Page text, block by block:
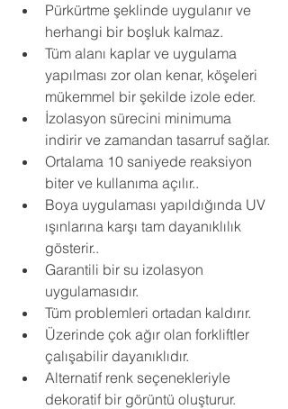
Pürkürtme şeklinde uygulanır ve
herhangi bir boşluk kalmaz.
Tüm alanı kaplar ve uygulama
yapılması zor olan kenar, köşeleri
mükemmel bir şekilde izole eder.
İzolasyon sürecini minimuma
indirir ve zamandan tasarruf sağlar.
Ortalama 10 saniyede reaksiyon
biter ve kullanıma açılır..
Boya uygulaması yapıldığında UV
ışınlarına karşı tam dayanıklılık
gösterir..
Garantili bir su izolasyon
uygulamasıdır.
Tüm problemleri ortadan kaldırır.
Üzerinde çok ağır olan forkliftler
çalışabilir dayanıklıdır.
Alternatif renk seçenekleriyle
dekoratif bir görüntü oluşturur.